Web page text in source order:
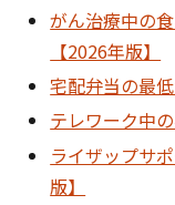
がん治療中の
【2026年版】
宅配弁当の最
テレワーク中
ライザップサ
版】